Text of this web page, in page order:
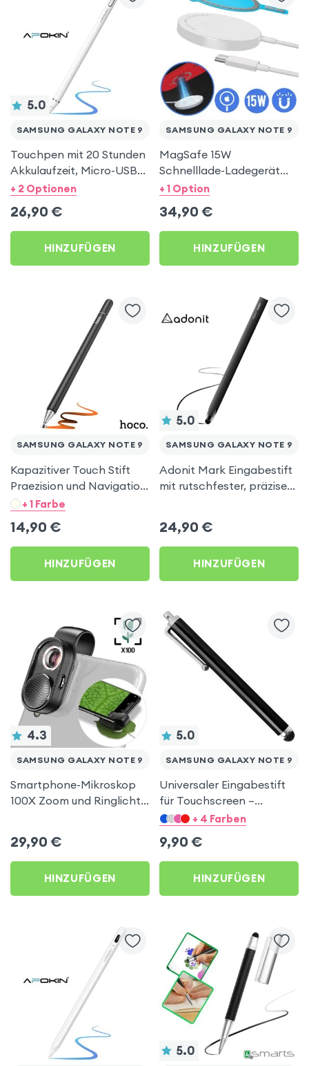
5.0
SAMSUNG GALAXY NOTE 9
Touchpen mit 20 Stunden
Akkulaufzeit, Micro-USB-
Aufladung - Apokin Weiss
9
+ 2 Optionen
26,90 €
HINZUFÜGEN
SAMSUNG GALAXY NOTE 9
MagSafe 15W
Schnelllade-Ladegerät
und magnetisch
für Samsung Galaxy Note
9
+ 1 Option
34,90 €
HINZUFÜGEN
SAMSUNG GALAXY NOTE 9
Kapazitiver Touch Stift
Praezision und Navigation
Hoco Schwarz für
+ 1 Farbe
14,90 €
HINZUFÜGEN
5.0
SAMSUNG GALAXY NOTE 9
Adonit Mark Eingabestift
mit rutschfester, präziser,
9
24,90 €
HINZUFÜGEN
4.3
SAMSUNG GALAXY NOTE 9
Smartphone-Mikroskop
100X Zoom und Ringlicht
Samsung Galaxy Note 9
29,90 €
HINZUFÜGEN
5.0
SAMSUNG GALAXY NOTE 9
Universaler Eingabestift
für Touchscreen –
Schwarz für Samsung
+ 4 Farben
9,90 €
HINZUFÜGEN
5.0